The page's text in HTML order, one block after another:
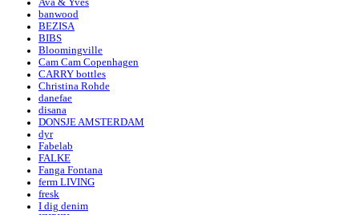
Ava & Yves
banwood
BEZISA
BIBS
Bloomingville
Cam Cam Copenhagen
CARRY bottles
Christina Rohde
danefae
disana
DONSJE AMSTERDAM
dyr
Fabelab
FALKE
Fanga Fontana
ferm LIVING
fresk
I dig denim